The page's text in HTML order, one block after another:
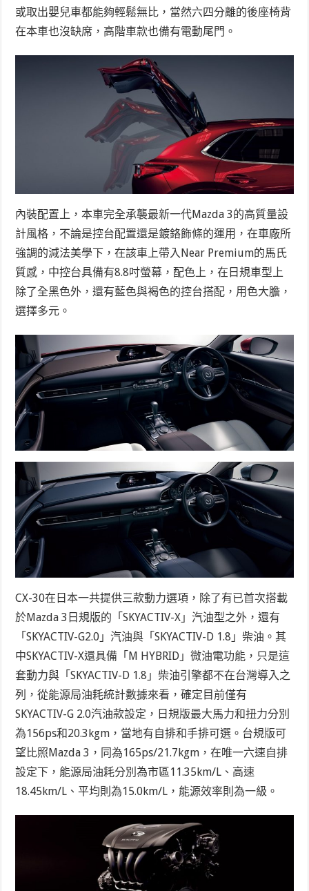
或取出嬰兒車都能夠輕鬆無比，當然六四分離的後座椅背
在本車也沒缺席，高階車款也備有電動尾門。
內裝配置上，本車完全承襲最新一代Mazda 3的高質量設
計風格，不論是控台配置還是鍍鉻飾條的運用，在車廠所
強調的減法美學下，在該車上帶入Near Premium的馬氏
質感，中控台具備有8.8吋螢幕，配色上，在日規車型上
除了全黑色外，還有藍色與褐色的控台搭配，用色大膽，
選擇多元。
CX-30在日本一共提供三款動力選項，除了有已首次搭載
於Mazda 3日規版的「SKYACTIV-X」汽油型之外，還有
「SKYACTIV-G2.0」汽油與「SKYACTIV-D 1.8」柴油。其
中SKYACTIV-X還具備「M HYBRID」微油電功能，只是這
套動力與「SKYACTIV-D 1.8」柴油引擎都不在台灣導入之
列，從能源局油耗統計數據來看，確定目前僅有
SKYACTIV-G 2.0汽油款設定，日規版最大馬力和扭力分別
為156ps和20.3kgm，當地有自排和手排可選。台規版可
望比照Mazda 3，同為165ps/21.7kgm，在唯一六速自排
設定下，能源局油耗分別為市區11.35km/L、高速
18.45km/L、平均則為15.0km/L，能源效率則為一級。